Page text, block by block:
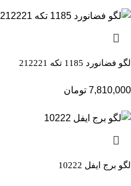
لگو فضانورد 1185 تکه 212221
7,810,000 تومان
لگو برج ایفل 10222